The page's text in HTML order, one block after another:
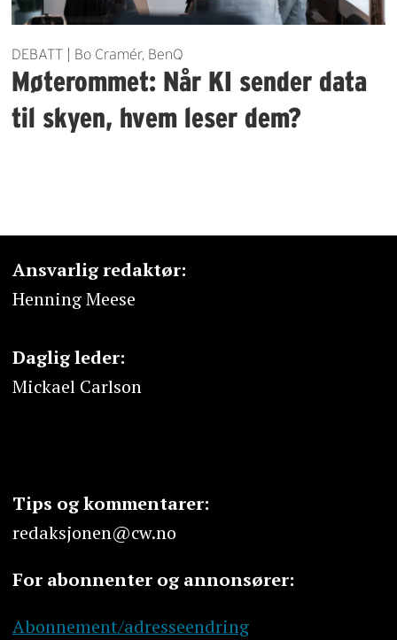
DEBATT | Bo Cramér, BenQ
Møterommet: Når KI sender data
til skyen, hvem leser dem?
Ansvarlig redaktør:
Henning Meese
Daglig leder:
Mickael Carlson
Tips og kommentarer:
redaksjonen@cw.no
For abonnenter og annonsører:
Abonnement/adresseendring